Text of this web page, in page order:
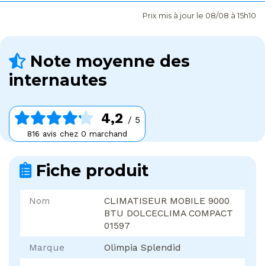
Prix mis à jour le 08/08 à 15h10
Note moyenne des
internautes
4,2 / 5
816 avis chez 0 marchand
Fiche produit
Nom
CLIMATISEUR MOBILE 9000
BTU DOLCECLIMA COMPACT
01597
Marque
Olimpia Splendid